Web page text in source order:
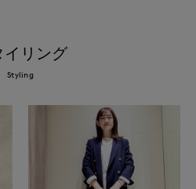
イリング
Styling